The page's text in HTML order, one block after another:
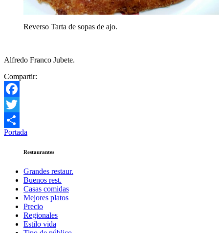
Reverso Tarta de sopas de ajo.
Alfredo Franco Jubete.
Compartir:
Facebook
Twitter
Compartir
Portada
Restaurantes
Grandes restaur.
Buenos rest.
Casas comidas
Mejores platos
Precio
Regionales
Estilo vida